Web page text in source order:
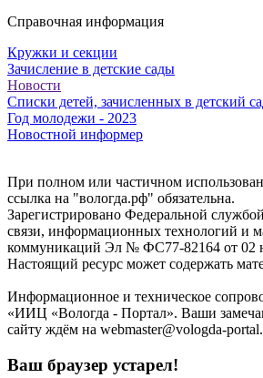
Справочная информация
Кружки и секции
Зачисление в детские сады
Новости
Списки детей, зачисленных в детский
Год молодежи - 2023
Новостной информер
При полном или частичном
ссылка на "вологда.рф" обязательна.
Зарегистрировано Федеральной
связи, информационных технологий и
коммуникаций Эл № ФС77-82164 от 02
Настоящий ресурс может содержать
Информационное и техническое
«ИИЦ «Вологда - Портал». Ваши
сайту ждём на webmaster@vologda-
Ваш браузер устарел!